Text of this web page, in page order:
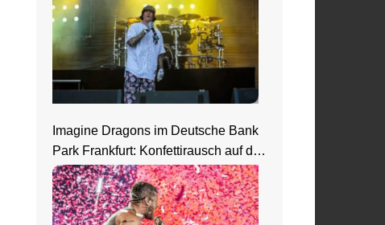
Imagine Dragons im Deutsche Bank
Park Frankfurt: Konfettirausch auf der
Loom Welttour